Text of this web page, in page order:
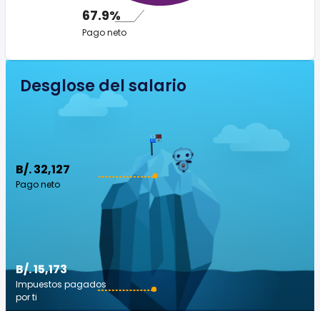
67.9%
Pago neto
Desglose del salario
B/. 32,127
Pago neto
B/. 15,173
Impuestos pagados
por ti